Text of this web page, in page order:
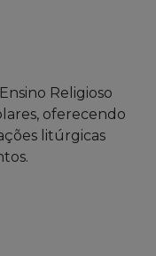
Religioso
oferecendo
litúrgicas